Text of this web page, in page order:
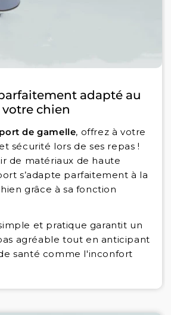
adapté au
chien
de gamelle, offrez à votre
sécurité lors de ses repas !
de matériaux de haute
s’adapte parfaitement à la
grâce à sa fonction
et pratique garantit un
agréable tout en anticipant
santé comme l'inconfort